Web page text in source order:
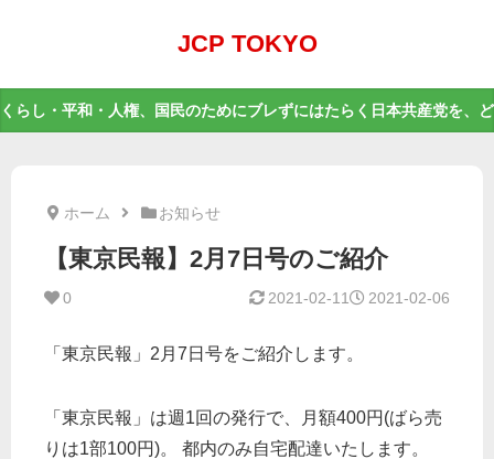
JCP TOKYO
くらし・平和・人権、国民のためにブレずにはたらく日本共産党を、
ホーム お知らせ
【東京民報】2月7日号のご紹介
0 2021-02-06
2021-02-11
「東京民報」2月7日号をご紹介します。
「東京民報」は週1回の発行で、月額400円(ばら売
りは1部100円)。 都内のみ自宅配達いたします。